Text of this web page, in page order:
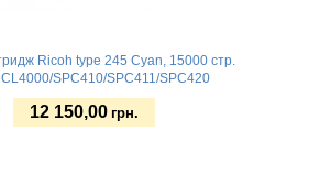
Ricoh type 245 Cyan, 15000 стр.
SPC410/SPC411/SPC420
12 150,00 грн.